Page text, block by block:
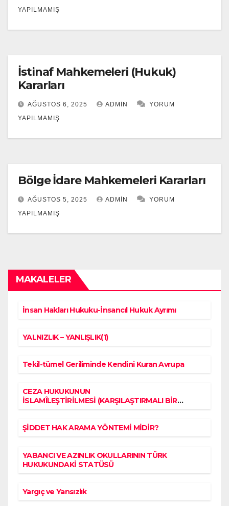
YAPILMAMIŞ
İstinaf Mahkemeleri (Hukuk)
Kararları
AĞUSTOS 6, 2025 ADMIN
YORUM
YAPILMAMIŞ
Bölge İdare Mahkemeleri Kararları
AĞUSTOS 5, 2025 ADMIN
YORUM
YAPILMAMIŞ
MAKALELER
İnsan Hakları Hukuku-İnsancıl Hukuk Ayrımı
YALNIZLIK – YANLIŞLIK(1)
Tekil-tümel Geriliminde Kendini Kuran Avrupa
CEZA HUKUKUNUN
İSLAMÎLEŞTİRİLMESİ (KARŞILAŞTIRMALI BİR
ŞİDDET HAK ARAMA YÖNTEMİ MİDİR?
YABANCI VE AZINLIK OKULLARININ TÜRK
HUKUKUNDAKİ STATÜSÜ
Yargıç ve Yansızlık